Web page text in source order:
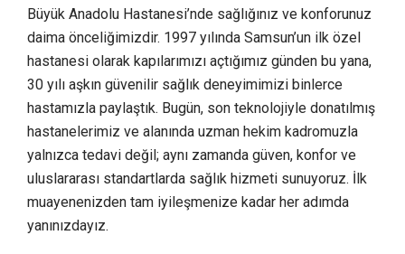
Büyük Anadolu Hastanesi’nde sağlığınız ve konforunuz
daima önceliğimizdir. 1997 yılında Samsun’un ilk özel
hastanesi olarak kapılarımızı açtığımız günden bu yana,
30 yılı aşkın güvenilir sağlık deneyimimizi binlerce
hastamızla paylaştık. Bugün, son teknolojiyle donatılmış
hastanelerimiz ve alanında uzman hekim kadromuzla
yalnızca tedavi değil; aynı zamanda güven, konfor ve
uluslararası standartlarda sağlık hizmeti sunuyoruz. İlk
muayenenizden tam iyileşmenize kadar her adımda
yanınızdayız.